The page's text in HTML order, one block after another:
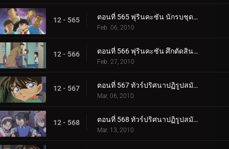
12 - 565 ตอนที่ 565 ฟุรินคะซัน นักรบชุดเกราะในเขาวงกต (ตอนพิเศษ 2)
Feb. 06, 2010
12 - 566 ตอนที่ 566 ฟุรินคะซัน ศึกตัดสินระหว่างเงาและสายฟ้า
Feb. 27, 2010
12 - 567 ตอนที่ 567 ทัวร์ปริศนาปฏิรูปสมัยเมจิ (ตอน 1)
Mar. 06, 2010
12 - 568 ตอนที่ 568 ทัวร์ปริศนาปฏิรูปสมัยเมจิ (ตอน 2)
Mar. 13, 2010